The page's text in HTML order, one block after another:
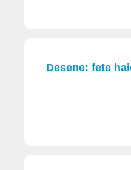
Desene: fete